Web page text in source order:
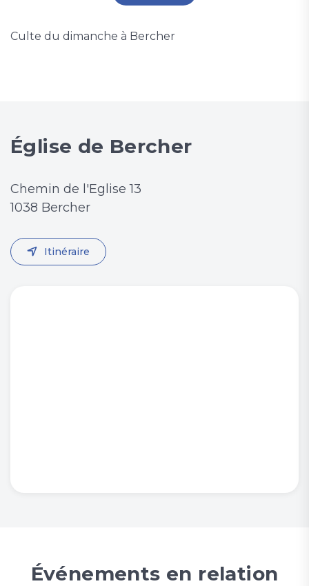
Culte du dimanche à Bercher
Église de Bercher
Chemin de l'Eglise 13
1038 Bercher
Itinéraire
Événements en relation